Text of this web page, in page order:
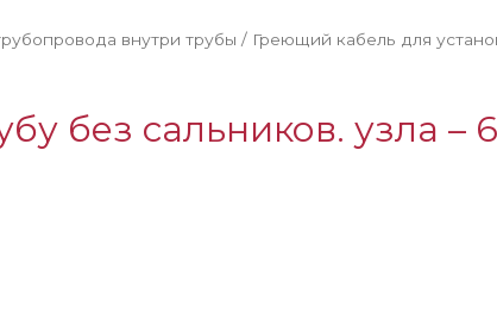
внутри трубы / Греющий кабель для
без сальников. узла –